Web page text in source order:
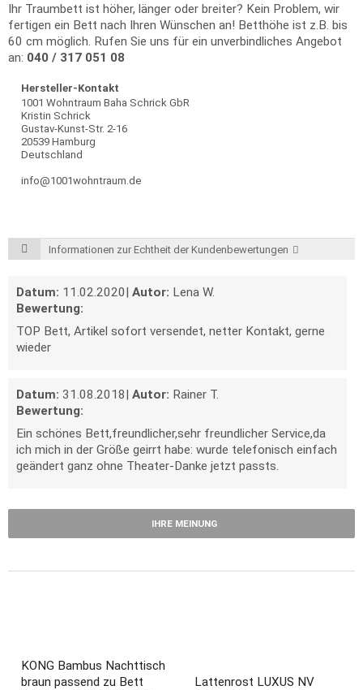
Ihr Traumbett ist höher, länger oder breiter? Kein Problem, wir
fertigen ein Bett nach Ihren Wünschen an! Betthöhe ist z.B. bis
60 cm möglich. Rufen Sie uns für ein unverbindliches Angebot
an: 040 / 317 051 08
Hersteller-Kontakt
1001 Wohntraum Baha Schrick GbR
Kristin Schrick
Gustav-Kunst-Str. 2-16
20539 Hamburg
Deutschland
info@1001wohntraum.de
Informationen zur Echtheit der Kundenbewertungen
Datum: 11.02.2020| Autor: Lena W.
Bewertung:
TOP Bett, Artikel sofort versendet, netter Kontakt, gerne
wieder
Datum: 31.08.2018| Autor: Rainer T.
Bewertung:
Ein schönes Bett,freundlicher,sehr freundlicher Service,da
ich mich in der Größe geirrt habe: wurde telefonisch einfach
geändert ganz ohne Theater-Danke jetzt passts.
IHRE MEINUNG
KONG Bambus Nachttisch
braun passend zu Bett
Lattenrost LUXUS NV